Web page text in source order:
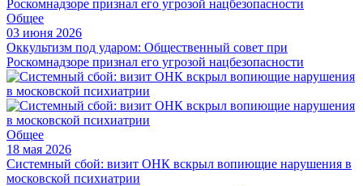
Общее
03 июня 2026
Оккультизм под ударом: Общественный совет при
Роскомнадзоре признал его угрозой нацбезопасности
Общее
18 мая 2026
Системный сбой: визит ОНК вскрыл вопиющие нарушения в
московской психиатрии